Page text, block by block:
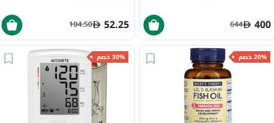
400
644
52.25
104.50
20% خصم 30% خصم